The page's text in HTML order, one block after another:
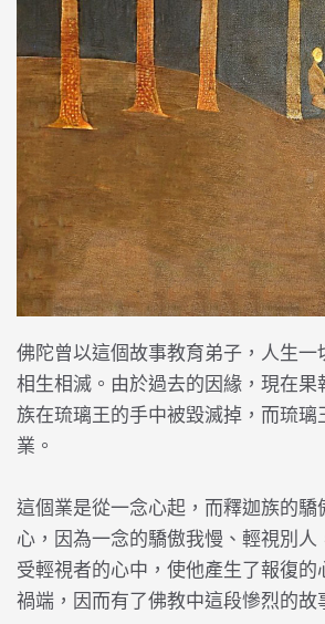
佛陀曾以這個故事教育弟子，人生一
相生相滅。由於過去的因緣，現在果
族在琉璃王的手中被毀滅掉，而琉璃
業。
這個業是從一念心起，而釋迦族的驕
心，因為一念的驕傲我慢、輕視別人
受輕視者的心中，使他產生了報復的
禍端，因而有了佛教中這段慘烈的故